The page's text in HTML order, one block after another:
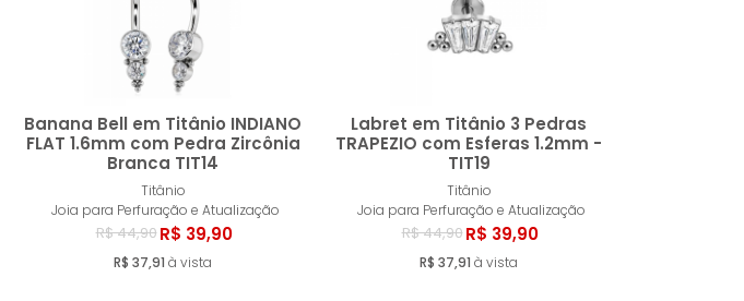
Banana Bell em Titânio INDIANO
FLAT 1.6mm com Pedra Zircônia
Branca TIT14
Titânio
Joia para Perfuração e Atualização
R$ 44,90R$ 39,90
R$ 37,91 à vista
Comprar
Labret em Titânio 3 Pedras
TRAPEZIO com Esferas 1.2mm -
TIT19
Titânio
Joia para Perfuração e Atualização
R$ 44,90R$ 39,90
R$ 37,91 à vista
Comprar